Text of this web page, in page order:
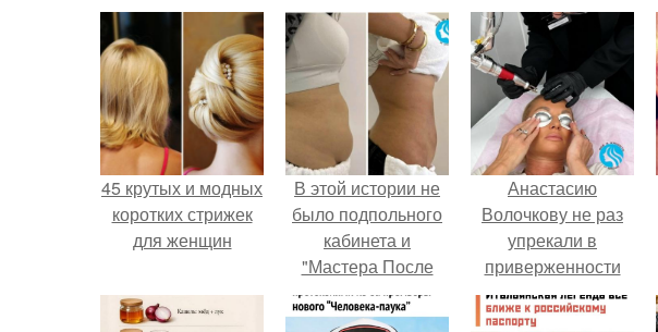
45 крутых и модных
коротких стрижек
для женщин
В этой истории не
было подпольного
кабинета и
"Мастера После
Двухнедельных
Курсов".
Анастасию
Волочкову не раз
упрекали в
приверженности
устаревшим бьюти -
процедурам.